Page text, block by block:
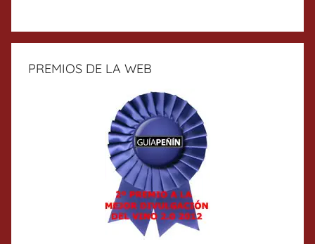
PREMIOS DE LA WEB